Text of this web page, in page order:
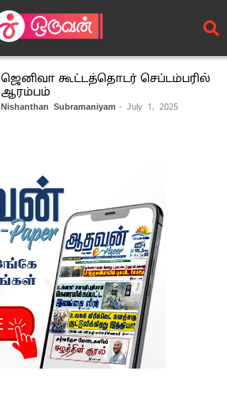
ஜெனிவா கூட்டத்தொடர் செப்டம்பரில்
ஆரம்பம்
Nishanthan Subramaniyam - July 1, 2025